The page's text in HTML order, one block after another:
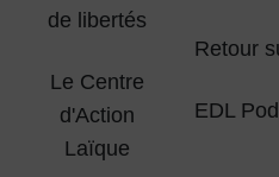
de libertés
Le Centre
d'Action
Laïque
Retour
EDL